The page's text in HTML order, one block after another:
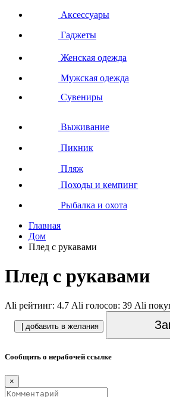
Аксессуары
Гаджеты
Женская одежда
Мужская одежда
Сувениры
Выживание
Пикник
Пляж
Походы и кемпинг
Рыбалка и охота
Главная
Дом
Плед с рукавами
Плед с рукавами
Ali рейтинг: 4.7 Ali голосов: 39 Ali
| добавить в желания
Сообщить о нерабочей ссылке
×